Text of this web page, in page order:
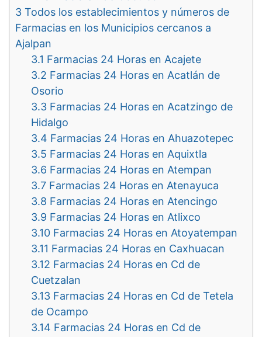
3 Todos los establecimientos y números de
Farmacias en los Municipios cercanos a
Ajalpan
3.1 Farmacias 24 Horas en Acajete
3.2 Farmacias 24 Horas en Acatlán de
Osorio
3.3 Farmacias 24 Horas en Acatzingo de
Hidalgo
3.4 Farmacias 24 Horas en Ahuazotepec
3.5 Farmacias 24 Horas en Aquixtla
3.6 Farmacias 24 Horas en Atempan
3.7 Farmacias 24 Horas en Atenayuca
3.8 Farmacias 24 Horas en Atencingo
3.9 Farmacias 24 Horas en Atlixco
3.10 Farmacias 24 Horas en Atoyatempan
3.11 Farmacias 24 Horas en Caxhuacan
3.12 Farmacias 24 Horas en Cd de
Cuetzalan
3.13 Farmacias 24 Horas en Cd de Tetela
de Ocampo
3.14 Farmacias 24 Horas en Cd de